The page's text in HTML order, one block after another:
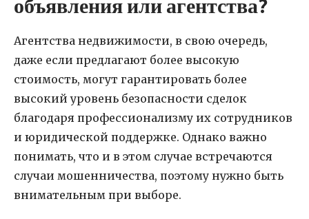
объявления или агентства?
Агентства недвижимости, в свою очередь,
даже если предлагают более высокую
стоимость, могут гарантировать более
высокий уровень безопасности сделок
благодаря профессионализму их сотрудников
и юридической поддержке. Однако важно
понимать, что и в этом случае встречаются
случаи мошенничества, поэтому нужно быть
внимательным при выборе.